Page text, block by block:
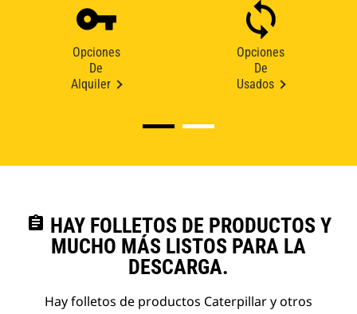
Opciones
De
Alquiler
Opciones
De
Usados
assignment HAY FOLLETOS DE PRODUCTOS Y
MUCHO MÁS LISTOS PARA LA
DESCARGA.
Hay folletos de productos Caterpillar y otros